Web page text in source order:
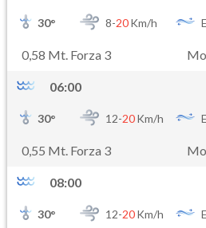
30° 8-20Km/h
0,58 Mt. Forza 3
06:00
30° 12-20Km/h
0,55 Mt. Forza 3
08:00
30° 12-20Km/h